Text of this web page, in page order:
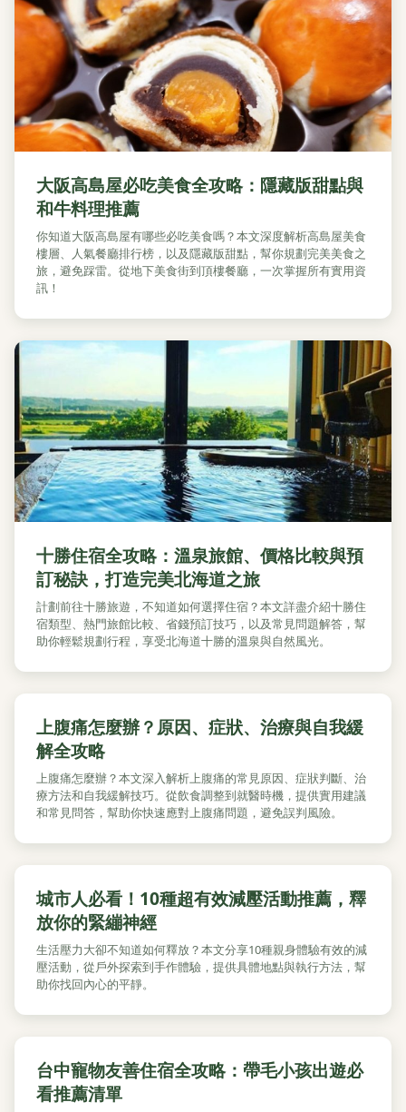
大阪高島屋必吃美食全攻略：隱藏版甜點與
和牛料理推薦
你知道大阪高島屋有哪些必吃美食嗎？本文深度解析高島屋美食
樓層、人氣餐廳排行榜，以及隱藏版甜點，幫你規劃完美美食之
旅，避免踩雷。從地下美食街到頂樓餐廳，一次掌握所有實用資
訊！
十勝住宿全攻略：溫泉旅館、價格比較與預
訂秘訣，打造完美北海道之旅
計劃前往十勝旅遊，不知道如何選擇住宿？本文詳盡介紹十勝住
宿類型、熱門旅館比較、省錢預訂技巧，以及常見問題解答，幫
助你輕鬆規劃行程，享受北海道十勝的溫泉與自然風光。
上腹痛怎麼辦？原因、症狀、治療與自我緩
解全攻略
上腹痛怎麼辦？本文深入解析上腹痛的常見原因、症狀判斷、治
療方法和自我緩解技巧。從飲食調整到就醫時機，提供實用建議
和常見問答，幫助你快速應對上腹痛問題，避免誤判風險。
城市人必看！10種超有效減壓活動推薦，釋
放你的緊繃神經
生活壓力大卻不知道如何釋放？本文分享10種親身體驗有效的減
壓活動，從戶外探索到手作體驗，提供具體地點與執行方法，幫
助你找回內心的平靜。
台中寵物友善住宿全攻略：帶毛小孩出遊必
看推薦清單